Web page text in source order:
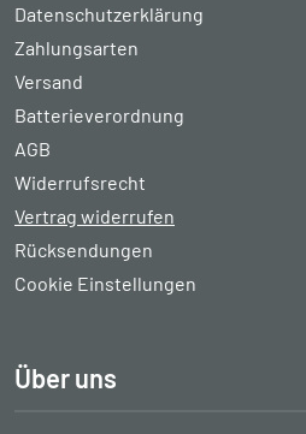
Datenschutzerklärung
Zahlungsarten
Versand
Batterieverordnung
AGB
Widerrufsrecht
Vertrag widerrufen
Rücksendungen
Cookie Einstellungen
Über uns